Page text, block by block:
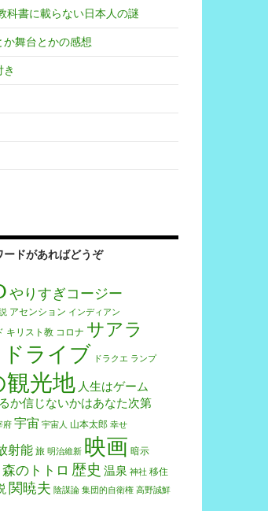
科書に載らない日本人の謎
か舞台とかの感想
ードがあればどうぞ
やりすぎコージー
アセンション インディアン
キリスト教 コロナ サアラ
ドライブ ドラクエ ランプ
観光地 人生はゲーム
か信じないかはあなた次第
府 宇宙 宇宙人 山本太郎 幸せ
射能 旅 明治維新 映画 暗示
森のトトロ 歴史 温泉 神社 移住
関暁夫 陰謀論 集団的自衛権 高野誠鮮